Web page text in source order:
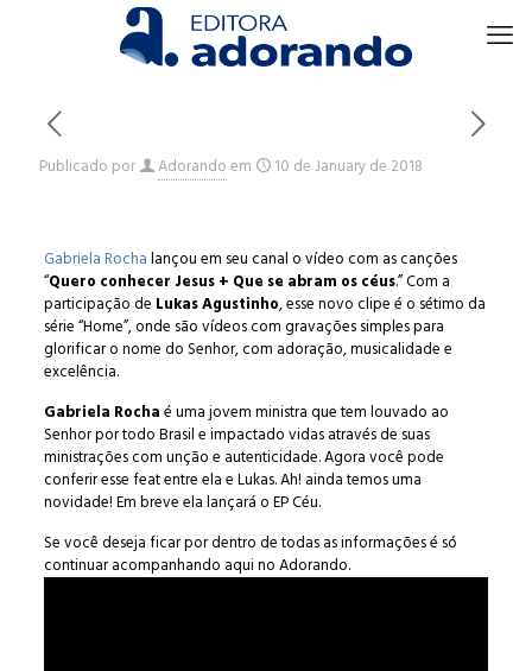
Publicado por Adorandoem 10 de January de 2018
Gabriela Rochalançou em seu canal o vídeo com as canções
“Quero conhecer Jesus + Que se abram os céus.” Com a
participação de Lukas Agustinho, esse novo clipe é o sétimo da
série “Home”, onde são vídeos com gravações simples para
glorificar o nome do Senhor, com adoração, musicalidade e
excelência.
Gabriela Rochaé uma jovem ministra que tem louvado ao
Senhor por todo Brasil e impactado vidas através de suas
ministrações com unção e autenticidade. Agora você pode
conferir esse feat entre ela e Lukas. Ah! ainda temos uma
novidade! Em breve ela lançará o EP Céu.
Se você deseja ficar por dentro de todas as informações é só
continuar acompanhando aqui no Adorando.